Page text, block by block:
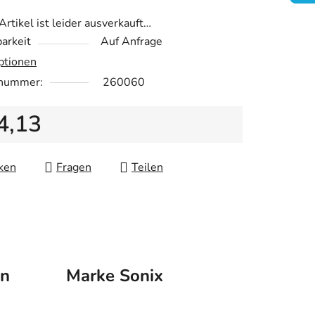
ist leider ausverkauft…
Auf Anfrage
260060
Fragen Teilen
MarkeSonix